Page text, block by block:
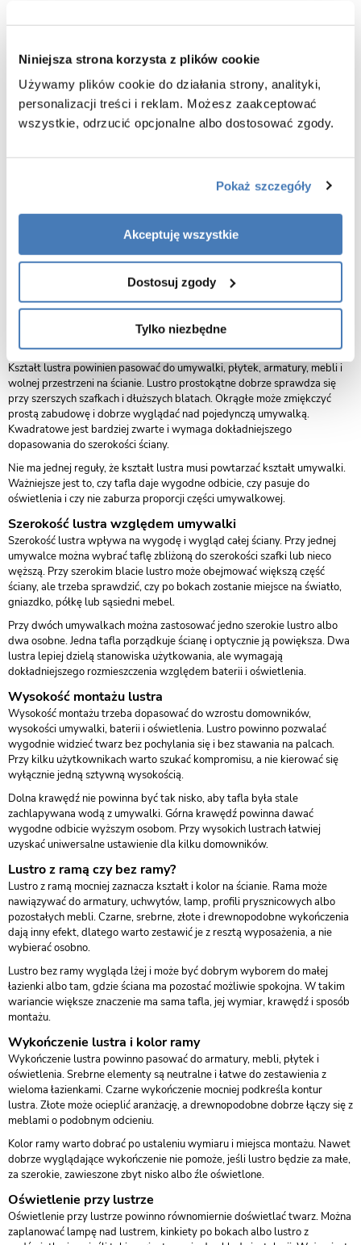
Niniejsza strona korzysta z plików cookie
Używamy plików cookie do działania strony, analityki,
personalizacji treści i reklam. Możesz zaakceptować
wszystkie, odrzucić opcjonalne albo dostosować zgody.
Pokaż szczegóły
Akceptuję wszystkie
Dostosuj zgody
Tylko niezbędne
nad umywalką lub przy części pielęgnacyjnej. Mogą różnić się kształtem,
montażu i dopasowaniem do pozostałych mebli łazienkowych.
To inna grupa niższafki z lustrem
. Tutaj głównym elementem jest sama
tafla lustra, bez zamykanej szafki za frontem. Jeśli przy umywalce
potrzebujesz również miejsca na drobne kosmetyki, wtedy lepszym
rozwiązaniem może być szafka lustrzana. Jeśli lustro ma być częścią
Lustro nad umywalkę — od czego zacząć?
Najpierw trzeba sprawdzić szerokość umywalki, szafki pod umywalką i
wolnej ściany. Lustro może być węższe, równe lub szersze od umywalki,
Zbyt mała tafla może wyglądać przypadkowo, a zbyt szeroka może
kolidować z kinkietem, słupkiem, ścianą boczną albo innym meblem.
Warto też sprawdzić, gdzie znajduje się bateria. Przy wysokiej baterii
Trzeba zostawić miejsce na wygodne korzystanie z armatury i na
czyszczenie tafli z kropli wody.
Kształt lustra a układ łazienki
Kształt lustra powinien pasować do umywalki, płytek, armatury, mebli i
wolnej przestrzeni na ścianie. Lustro prostokątne dobrze sprawdza się
przy szerszych szafkach i dłuższych blatach. Okrągłe może zmiękczyć
prostą zabudowę i dobrze wyglądać nad pojedynczą umywalką.
Kwadratowe jest bardziej zwarte i wymaga dokładniejszego
dopasowania do szerokości ściany.
Nie ma jednej reguły, że kształt lustra musi powtarzać kształt umywalki.
Ważniejsze jest to, czy tafla daje wygodne odbicie, czy pasuje do
oświetlenia i czy nie zaburza proporcji części umywalkowej.
Szerokość lustra względem umywalki
Szerokość lustra wpływa na wygodę i wygląd całej ściany. Przy jednej
umywalce można wybrać taflę zbliżoną do szerokości szafki lub nieco
węższą. Przy szerokim blacie lustro może obejmować większą część
ściany, ale trzeba sprawdzić, czy po bokach zostanie miejsce na światło,
gniazdko, półkę lub sąsiedni mebel.
Przy dwóch umywalkach można zastosować jedno szerokie lustro albo
dwa osobne. Jedna tafla porządkuje ścianę i optycznie ją powiększa. Dwa
lustra lepiej dzielą stanowiska użytkowania, ale wymagają
dokładniejszego rozmieszczenia względem baterii i oświetlenia.
Wysokość montażu lustra
Wysokość montażu trzeba dopasować do wzrostu domowników,
wysokości umywalki, baterii i oświetlenia. Lustro powinno pozwalać
wygodnie widzieć twarz bez pochylania się i bez stawania na palcach.
Przy kilku użytkownikach warto szukać kompromisu, a nie kierować się
wyłącznie jedną sztywną wysokością.
Dolna krawędź nie powinna być tak nisko, aby tafla była stale
zachlapywana wodą z umywalki. Górna krawędź powinna dawać
wygodne odbicie wyższym osobom. Przy wysokich lustrach łatwiej
uzyskać uniwersalne ustawienie dla kilku domowników.
Lustro z ramą czy bez ramy?
Lustro z ramą mocniej zaznacza kształt i kolor na ścianie. Rama może
nawiązywać do armatury, uchwytów, lamp, profili prysznicowych albo
pozostałych mebli. Czarne, srebrne, złote i drewnopodobne wykończenia
dają inny efekt, dlatego warto zestawić je z resztą wyposażenia, a nie
wybierać osobno.
Lustro bez ramy wygląda lżej i może być dobrym wyborem do małej
łazienki albo tam, gdzie ściana ma pozostać możliwie spokojna. W takim
wariancie większe znaczenie ma sama tafla, jej wymiar, krawędź i sposób
montażu.
Wykończenie lustra i kolor ramy
Wykończenie lustra powinno pasować do armatury, mebli, płytek i
oświetlenia. Srebrne elementy są neutralne i łatwe do zestawienia z
wieloma łazienkami. Czarne wykończenie mocniej podkreśla kontur
lustra. Złote może ocieplić aranżację, a drewnopodobne dobrze łączy się z
meblami o podobnym odcieniu.
Kolor ramy warto dobrać po ustaleniu wymiaru i miejsca montażu. Nawet
dobrze wyglądające wykończenie nie pomoże, jeśli lustro będzie za małe,
za szerokie, zawieszone zbyt nisko albo źle oświetlone.
Oświetlenie przy lustrze
Oświetlenie przy lustrze powinno równomiernie doświetlać twarz. Można
zaplanować lampę nad lustrem, kinkiety po bokach albo lustro z